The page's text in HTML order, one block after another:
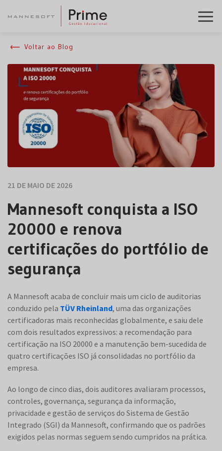
Voltar ao Blog
21 DE MAIO DE 2026
Mannesoft conquista a ISO
20000 e renova
certificações do portfólio de
segurança
A Mannesoft acaba de concluir mais um ciclo de auditorias
conduzido pela TÜV Rheinland, uma das organizações
certificadoras mais reconhecidas globalmente, e saiu dele
com dois resultados expressivos: a recomendação para
certificação na ISO 20000 e a manutenção bem-sucedida de
quatro certificações ISO já consolidadas no portfólio da
empresa.
Ao longo de cinco dias, dois auditores avaliaram processos,
controles, governança, segurança da informação,
privacidade e gestão de serviços do Sistema de Gestão
Integrado (SGI) da Mannesoft, confirmando que os padrões
exigidos pelas normas seguem sendo cumpridos na prática.